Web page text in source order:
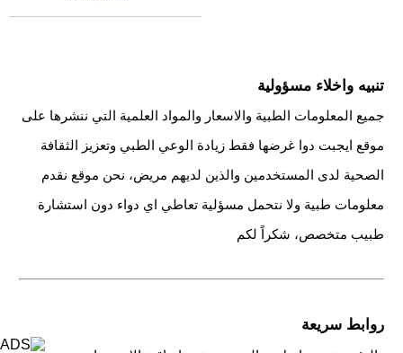
تنبيه واخلاء مسؤولية
جميع المعلومات الطبية والاسعار والمواد العلمية التي ننشرها على
موقع ايجبت دوا غرضها فقط زيادة الوعي الطبي وتعزيز الثقافة
الصحية لدى المستخدمين والذين لديهم مريض، نحن موقع نقدم
معلومات طبية ولا نتحمل مسؤلية تعاطي اي دواء دون استشارة
طبيب متخصص، شكراً لكم
روابط سريعة